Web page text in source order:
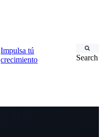
Impulsa tú
crecimiento
Search